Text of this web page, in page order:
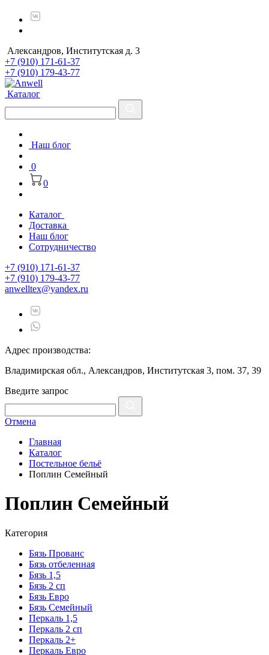
Александров, Институтская д. 3
+7 (910) 171-61-37
+7 (910) 179-43-77
Каталог
Наш блог
0
0
Каталог
Доставка
Наш блог
Сотрудничество
+7 (910) 171-61-37
+7 (910) 179-43-77
anwelltex@yandex.ru
Адрес производства:
Владимирская обл., Александров, Институтская 3, пом. 37, 39
Введите запрос
Отмена
Главная
Каталог
Постельное бельё
Поплин Семейный
Поплин Семейный
Категория
Бязь Прованс
Бязь отбеленная
Бязь 1,5
Бязь 2 сп
Бязь Евро
Бязь Семейный
Перкаль 1,5
Перкаль 2 сп
Перкаль 2+
Перкаль Евро